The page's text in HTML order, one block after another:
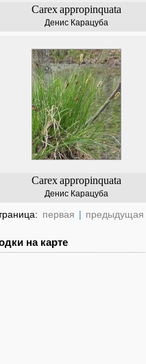
Carex appropinquata
Денис Карацуба
Carex appropinquata
Денис Карацуба
первая | предыдущая
на карте